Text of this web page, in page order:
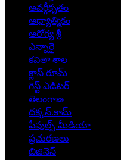
అవర్గీకృతం
ఆధ్యాత్మికం
ఆరోగ్య శ్రీ
ఎన్నారై
కవితా శాల
క్లాస్ రూమ్
గెస్ట్ ఎడిటర్
తెలంగాణ
దక్కన్.కామ్
పీపుల్స్ ‌మీడియా
ప్రచురణలు
బిజినెస్